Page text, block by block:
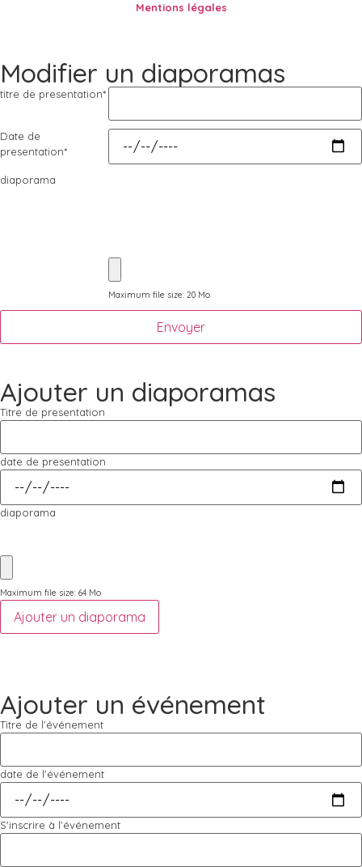
Mentions légales
Modifier un diaporamas
titre de presentation*
Date de
presentation*
diaporama
Maximum file size: 20 Mo
Envoyer
Ajouter un diaporamas
Titre de presentation
date de presentation
diaporama
Maximum file size: 64 Mo
Ajouter un diaporama
Ajouter un événement
Titre de l'événement
date de l'événement
S'inscrire à l'événement